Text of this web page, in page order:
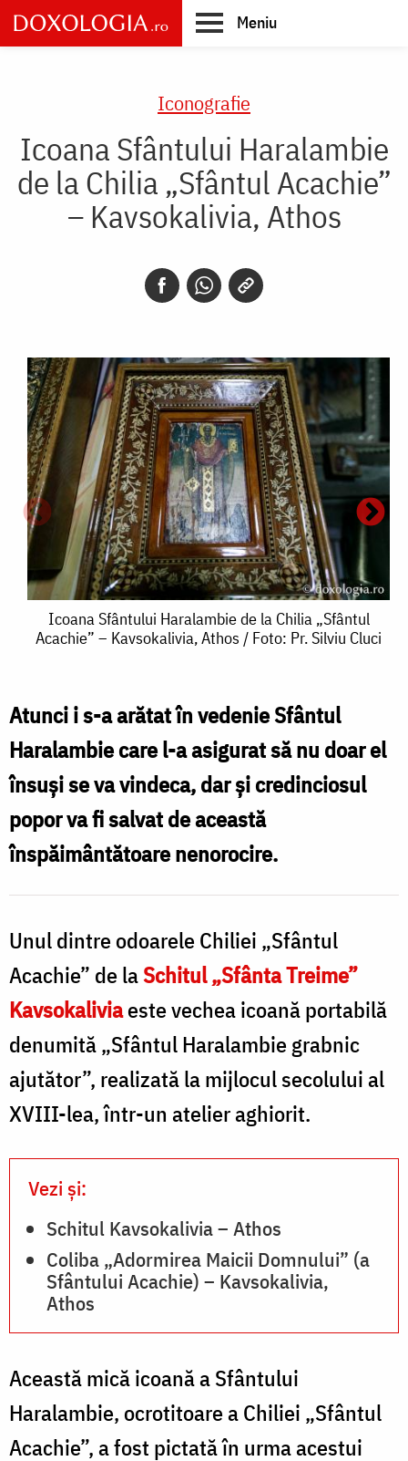
Skip
to
main
Meniu
Iconografie
Icoana Sfântului Haralambie
de la Chilia „Sfântul Acachie”
– Kavsokalivia, Athos
Icoana
Sfântului
de
la
Chilia
„Sfântul
Acachie”
–
Kavsokalivia,
Athos
/
Foto:
Cluci
Icoana Sfântului Haralambie de la Chilia „Sfântul
Acachie” – Kavsokalivia, Athos / Foto: Pr. Silviu Cluci
Atunci i s-a arătat în vedenie Sfântul
Haralambie care l-a asigurat să nu doar el
însuși se va vindeca, dar și credinciosul
popor va fi salvat de această
înspăimântătoare nenorocire.
Unul dintre odoarele Chiliei „Sfântul
Acachie” de laSchitul „Sfânta Treime”
Kavsokaliviaeste vechea icoană portabilă
denumită „Sfântul Haralambie grabnic
ajutător”, realizată la mijlocul secolului al
XVIII-lea, într-un atelier aghiorit.
Vezi și:
Schitul Kavsokalivia – Athos
Coliba „Adormirea Maicii Domnului” (a
Sfântului Acachie) – Kavsokalivia,
Athos
Această mică icoană a Sfântului
Haralambie, ocrotitoare a Chiliei „Sfântul
Acachie”, a fost pictată în urma acestui